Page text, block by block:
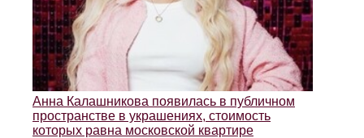
Анна Калашникова появилась в публичном
пространстве в украшениях, стоимость
которых равна московской квартире